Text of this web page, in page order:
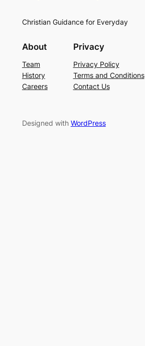
Christian Guidance for Everyday
About
Team
History
Careers
Privacy
Privacy Policy
Terms and Conditions
Contact Us
Designed with WordPress